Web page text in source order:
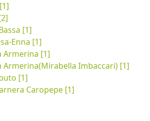
[1]
Enna [1]
Armerina [1]
Armerina(Mirabella Imbaccari) [1]
[1]
Caropepe [1]